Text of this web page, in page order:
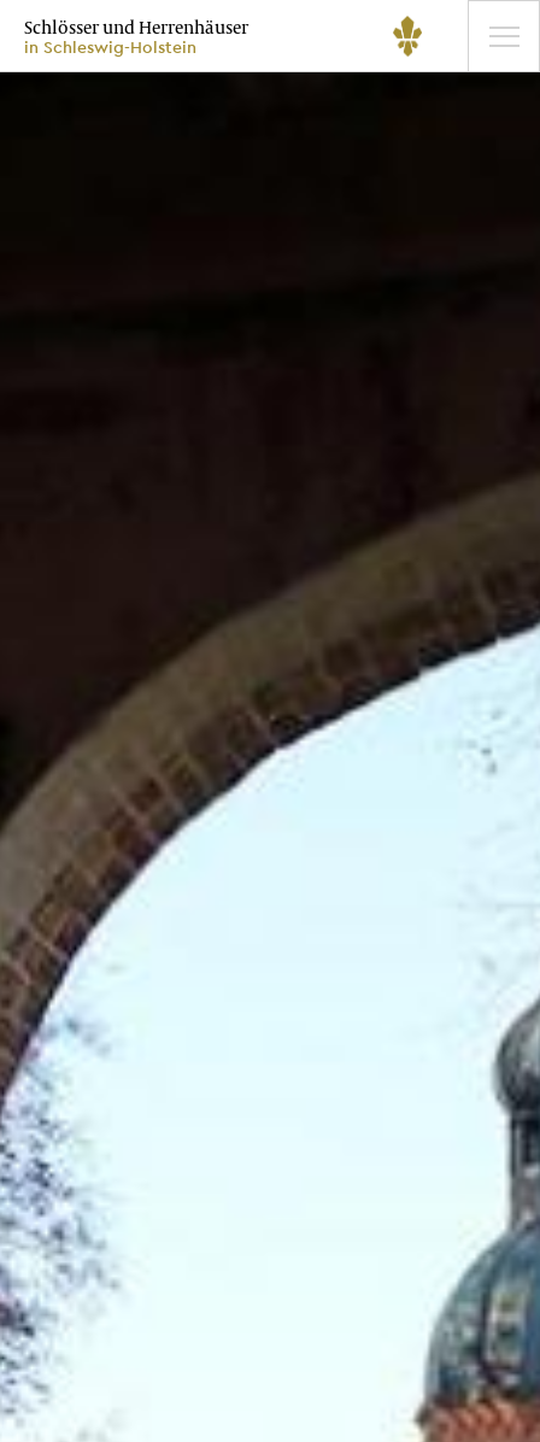
Schlösser und Herrenhäuser
in Schleswig-Holstein